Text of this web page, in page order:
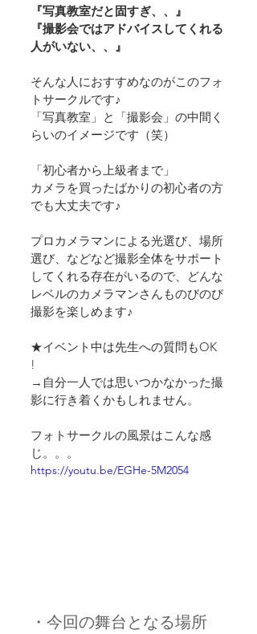
『写真教室だと固すぎ、、』
『撮影会ではアドバイスしてくれる
人がいない、、』
そんな人におすすめなのがこのフォ
トサークルです♪
​「写真教室」と「撮影会」の中間く
らいのイメージです（笑）
「初心者から上級者まで」
カメラを買ったばかりの初心者の方
でも大丈夫です♪
プロカメラマンによる光選び、場所
選び、などなど撮影全体をサポート
してくれる存在がいるので、どんな
レベルのカメラマンさんものびのび
撮影を楽しめます♪
★イベント中は先生への質問もOK
!
→自分一人では思いつかなかった撮
影に行き着くかもしれません。
フォトサークルの風景はこんな感
じ。。。
https://youtu.be/EGHe-5M2054
・今回の舞台となる場所